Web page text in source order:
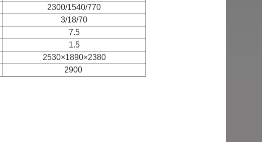
2300/1540/770
3/18/70
7.5
1.5
2530×1890×2380
2900